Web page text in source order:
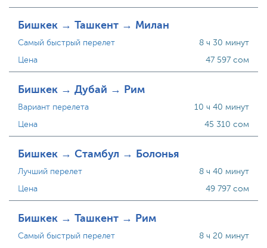
Бишкек → Ташкент → Милан
Самый быстрый перелет
Цена
8 ч 30 минут
47 597 сом
Бишкек → Дубай → Рим
Вариант перелета
Цена
10 ч 40 минут
45 310 сом
Бишкек → Стамбул → Болонья
Лучший перелет
Цена
8 ч 40 минут
49 797 сом
Бишкек → Ташкент → Рим
Самый быстрый перелет
8 ч 20 минут